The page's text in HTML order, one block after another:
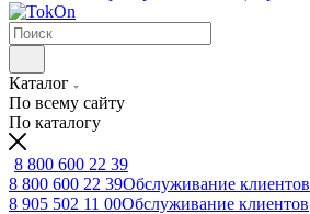
Каталог
По всему сайту
По каталогу
8 800 600 22 39
8 800 600 22 39Обслуживание клиентов
8 905 502 11 00Обслуживание клиентов